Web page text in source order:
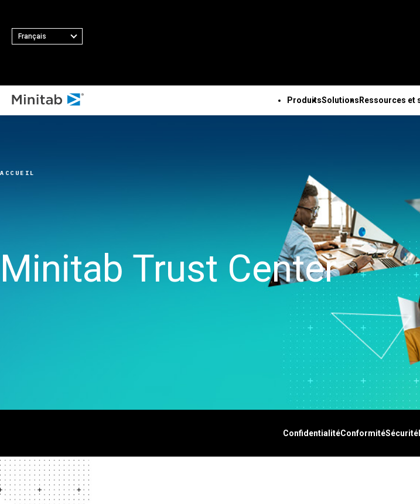
Français
Produits
Minitab Connect
Minitab Model Ops
Minitab Education Hub
Minitab Engage
Minitab Workspace
Real-Time SPC
Collecte des données
Prolink et MSP
Collecte de données et
Simulation d’événement
discret Simul8
Solutions
Logiciel d'analyse et de
veille commerciale
Maîtrise statistique des
Collecte des données
Plan d’expériences avancé
Amélioration continue
Intégration et préparation
des données
Création de diagrammes
et de cartes cognitives
Jumeaux numériques
Modélisation et opérations
d'auto-apprentissage par
Innovation et gestion de
Excellence en matière de
procédés : Détecter,
corriger et prévenir
Construction
Energie et
naturelles
Public
Santé
Assurance
Fabrication
Services
Logiciels et
Ressources et
Études de cas
e-books et livres blancs
Fichiers de données
Webinaires et événements
Education Hub
ACCUEIL
Minitab Trust Center
ConfidentialitéConformitéSécurité